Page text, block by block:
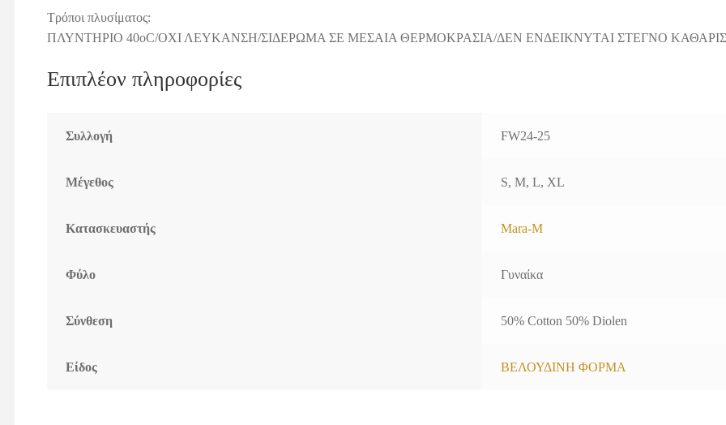
Τρόποι πλυσίματος:
ΠΛΥΝΤΗΡΙΟ 40οC/ΟΧΙ ΛΕΥΚΑΝΣΗ/ΣΙΔΕΡΩΜΑ ΣΕ ΜΕΣΑΙΑ ΘΕΡΜΟΚΡΑΣΙΑ/ΔΕΝ ΕΝΔΕΙΚΝΥΤΑΙ ΣΤΕΓΝΟ
Επιπλέον πληροφορίες
Συλλογή FW24-25
Μέγεθος S, M, L, XL
Κατασκευαστής Mara-M
Φύλο Γυναίκα
Σύνθεση 50% Cotton 50% Diolen
Είδος ΒΕΛΟΥΔΙΝΗ ΦΟΡΜΑ